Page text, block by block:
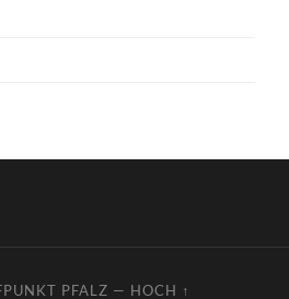
PFALZ — HOCH ↑